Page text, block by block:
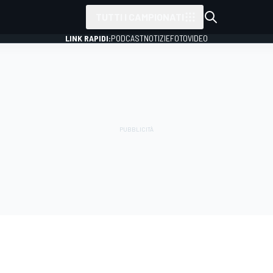
LINK RAPIDI:PODCASTNOTIZIEFOTOVIDEO